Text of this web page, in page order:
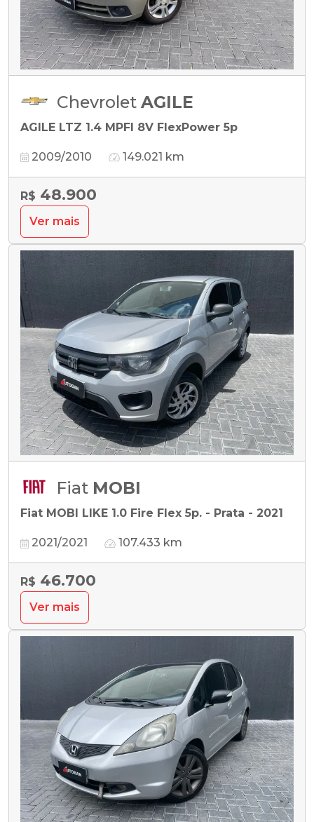
Chevrolet AGILE
AGILE LTZ 1.4 MPFI 8V FlexPower 5p
2009/2010 149.021 km
R$ 48.900
Ver mais
Fiat MOBI
Fiat MOBI LIKE 1.0 Fire Flex 5p. - Prata - 2021
2021/2021 107.433 km
R$ 46.700
Ver mais